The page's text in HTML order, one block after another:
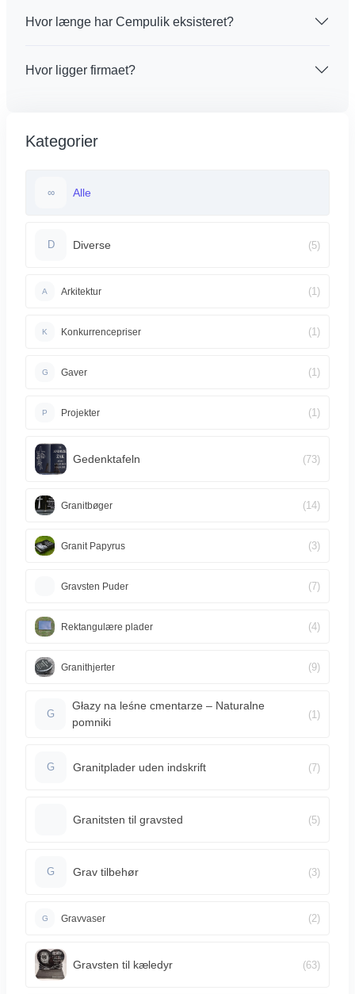
Hvor længe har Cempulik eksisteret?
Hvor ligger firmaet?
Kategorier
∞ Alle
D Diverse (5)
A Arkitektur (1)
K Konkurrencepriser (1)
G Gaver (1)
P Projekter (1)
Gedenktafeln (73)
Granitbøger (14)
Granit Papyrus (3)
Gravsten Puder (7)
Rektangulære plader (4)
Granithjerter (9)
G
Głazy na leśne cmentarze – Naturalne
pomniki
(1)
G Granitplader uden indskrift (7)
Granitsten til gravsted (5)
G Grav tilbehør (3)
G Gravvaser (2)
Gravsten til kæledyr (63)